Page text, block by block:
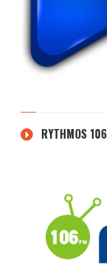
RYTHMOS 106